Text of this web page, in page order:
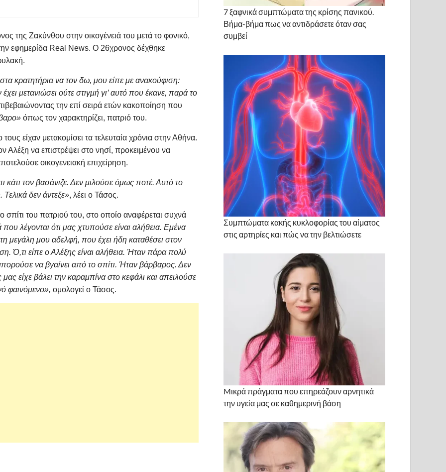
της Ζακύνθου στην οικογένειά του μετά το φονικό,
εφημερίδα Real News. Ο 26χρονος δέχθηκε
κρατητήρια να τον δω, μου είπε με ανακούφιση:
μετανιώσει ούτε στιγμή γι’ αυτό που έκανε, παρά το
την επί σειρά ετών κακοποίηση που
όπως τον χαρακτηρίζει, πατριό του.
είχαν μετακομίσει τα τελευταία χρόνια στην Αθήνα.
Αλέξη να επιστρέψει στο νησί, προκειμένου να
οικογενειακή επιχείρηση.
τον βασάνιζε. Δεν μιλούσε όμως ποτέ. Αυτό το
δεν άντεξε», λέει ο Τάσος.
σπίτι του πατριού του, στο οποίο αναφέρεται συχνά
λέγονται ότι μας χτυπούσε είναι αλήθεια. Εμένα
μεγάλη μου αδελφή, που έχει ήδη καταθέσει στον
Ό,τι είπε ο Αλέξης είναι αλήθεια. Ήταν πάρα πολύ
να βγαίνει από το σπίτι. Ήταν βάρβαρος. Δεν
είχε βάλει την καραμπίνα στο κεφάλι και απειλούσε
φαινόμενο», ομολογεί ο Τάσος.
7 ξαφνικά συμπτώματα της κρίσης πανικού.
Βήμα-βήμα πως να αντιδράσετε όταν σας
συμβεί
Συμπτώματα κακής κυκλοφορίας του αίματος
στις αρτηρίες και πώς να την βελτιώσετε
Mικρά πράγματα που επηρεάζουν αρνητικά
την υγεία μας σε καθημερινή βάση